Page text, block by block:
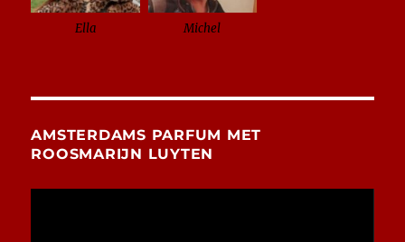
Ella Michel
AMSTERDAMS PARFUM MET
ROOSMARIJN LUYTEN